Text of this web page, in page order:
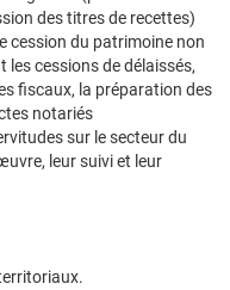
des titres de recettes)
cession du patrimoine non
cessions de délaissés,
fiscaux, la préparation des
notariés
sur le secteur du
leur suivi et leur